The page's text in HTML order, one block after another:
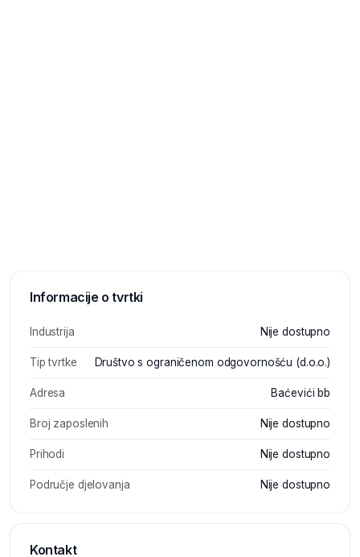
Informacije o tvrtki
Industrija Nije dostupno
Tip tvrtke Društvo s ograničenom odgovornošću (d.o.o.)
Adresa Baćevići bb
Broj zaposlenih Nije dostupno
Prihodi Nije dostupno
Područje djelovanja Nije dostupno
Kontakt